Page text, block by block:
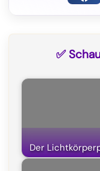
F
o
k
✅
Der